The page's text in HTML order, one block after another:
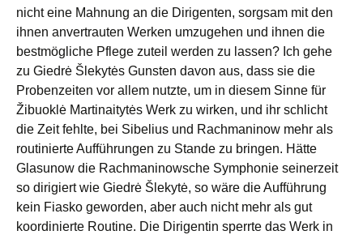
nicht eine Mahnung an die Dirigenten, sorgsam mit den
ihnen anvertrauten Werken umzugehen und ihnen die
bestmögliche Pflege zuteil werden zu lassen? Ich gehe
zu Giedrė Šlekytės Gunsten davon aus, dass sie die
Probenzeiten vor allem nutzte, um in diesem Sinne für
Žibuoklė Martinaitytės Werk zu wirken, und ihr schlicht
die Zeit fehlte, bei Sibelius und Rachmaninow mehr als
routinierte Aufführungen zu Stande zu bringen. Hätte
Glasunow die Rachmaninowsche Symphonie seinerzeit
so dirigiert wie Giedrė Šlekytė, so wäre die Aufführung
kein Fiasko geworden, aber auch nicht mehr als gut
koordinierte Routine. Die Dirigentin sperrte das Werk in